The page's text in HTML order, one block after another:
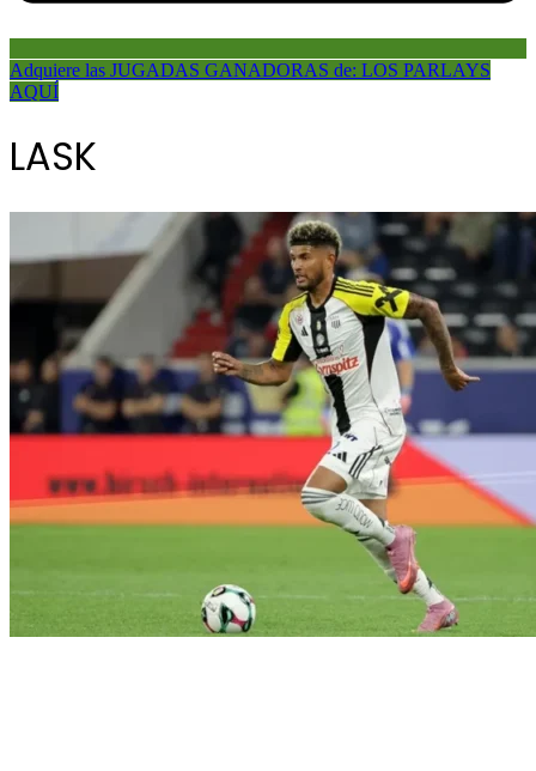
Adquiere las JUGADAS GANADORAS de: LOS PARLAYS
AQUÍ
LASK